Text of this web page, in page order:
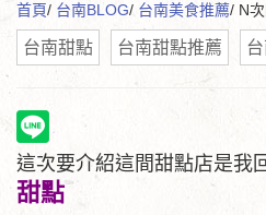
首頁/ 台南BLOG/ 台南美食推薦/ N
台南甜點 台南甜點推薦
這次要介紹這間甜點店是我
甜點